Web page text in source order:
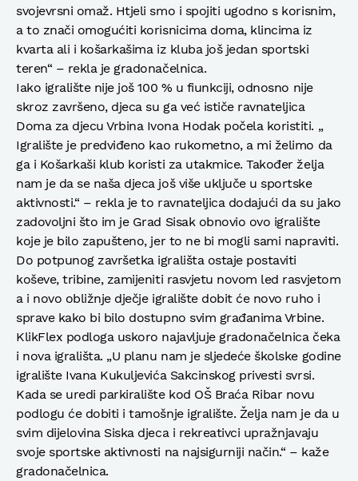
svojevrsni omaž. Htjeli smo i spojiti ugodno s korisnim,
a to znači omogućiti korisnicima doma, klincima iz
kvarta ali i košarkašima iz kluba još jedan sportski
teren“ – rekla je gradonačelnica.
Iako igralište nije još 100 % u fiunkciji, odnosno nije
skroz završeno, djeca su ga već ističe ravnateljica
Doma za djecu Vrbina Ivona Hodak počela koristiti. „
Igralište je predviđeno kao rukometno, a mi želimo da
ga i Košarkaši klub koristi za utakmice. Također želja
nam je da se naša djeca još više uključe u sportske
aktivnosti.“ – rekla je to ravnateljica dodajući da su jako
zadovoljni što im je Grad Sisak obnovio ovo igralište
koje je bilo zapušteno, jer to ne bi mogli sami napraviti.
Do potpunog završetka igrališta ostaje postaviti
koševe, tribine, zamijeniti rasvjetu novom led rasvjetom
a i novo obližnje dječje igralište dobit će novo ruho i
sprave kako bi bilo dostupno svim građanima Vrbine.
KlikFlex podloga uskoro najavljuje gradonačelnica čeka
i nova igrališta. „U planu nam je sljedeće školske godine
igralište Ivana Kukuljevića Sakcinskog privesti svrsi.
Kada se uredi parkiralište kod OŠ Braća Ribar novu
podlogu će dobiti i tamošnje igralište. Želja nam je da u
svim dijelovina Siska djeca i rekreativci upražnjavaju
svoje sportske aktivnosti na najsigurniji način.“ – kaže
gradonačelnica.